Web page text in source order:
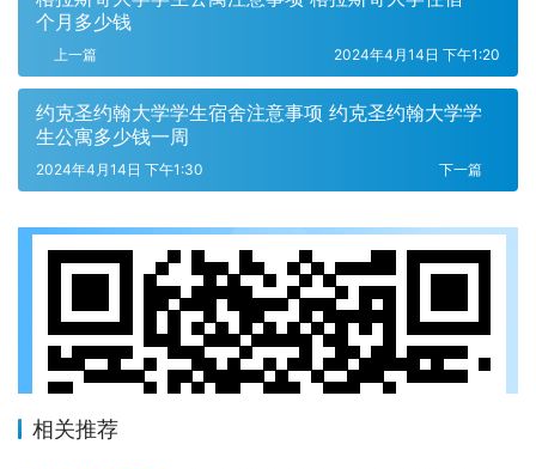
个月多少钱
上一篇 2024年4月14日 下午1:20
约克圣约翰大学学生宿舍注意事项 约克圣约翰大学学
生公寓多少钱一周
下一篇
2024年4月14日 下午1:30
相关推荐